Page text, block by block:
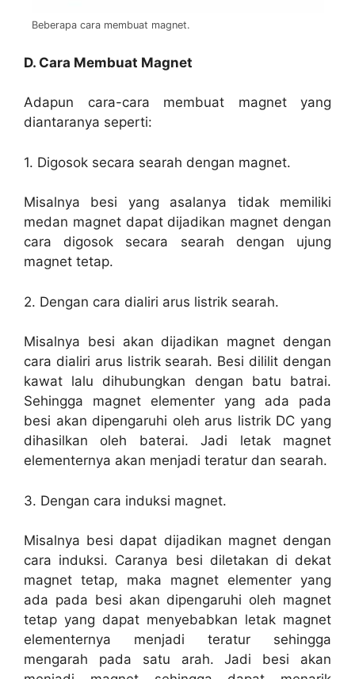
Beberapa cara membuat magnet.
D. Cara Membuat Magnet
Adapun cara-cara membuat magnet yang
diantaranya seperti:
1. Digosok secara searah dengan magnet.
Misalnya besi yang asalanya tidak memiliki
medan magnet dapat dijadikan magnet dengan
cara digosok secara searah dengan ujung
magnet tetap.
2. Dengan cara dialiri arus listrik searah.
Misalnya besi akan dijadikan magnet dengan
cara dialiri arus listrik searah. Besi dililit dengan
kawat lalu dihubungkan dengan batu batrai.
Sehingga magnet elementer yang ada pada
besi akan dipengaruhi oleh arus listrik DC yang
dihasilkan oleh baterai. Jadi letak magnet
elementernya akan menjadi teratur dan searah.
3. Dengan cara induksi magnet.
Misalnya besi dapat dijadikan magnet dengan
cara induksi. Caranya besi diletakan di dekat
magnet tetap, maka magnet elementer yang
ada pada besi akan dipengaruhi oleh magnet
tetap yang dapat menyebabkan letak magnet
elementernya menjadi teratur sehingga
mengarah pada satu arah. Jadi besi akan